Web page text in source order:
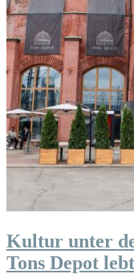
Kultur unter
Tons Depot